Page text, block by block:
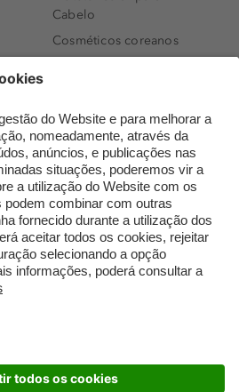
Cabelo
Cosméticos coreanos
Perfumes árabes
Novidades
Melhores Perfumes
Femininos
TOP 10: Perfumes
Masculinos
Pestanas Postiças
Creme Rosto Homem
Embalagens Sustentáveis